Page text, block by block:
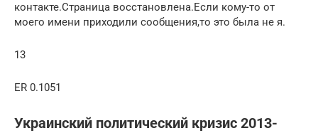
контакте.Страница восстановлена.Если кому-то от
моего имени приходили сообщения,то это была не я.
13
ER 0.1051
Украинский политический кризис 2013-